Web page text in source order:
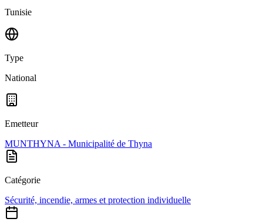
Tunisie
Type
National
Emetteur
MUNTHYNA - Municipalité de Thyna
Catégorie
Sécurité, incendie, armes et protection individuelle